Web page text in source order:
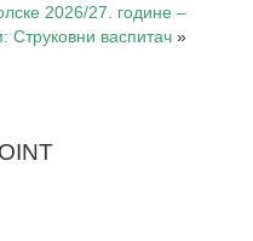
2026/27. године –
Струковни васпитач »